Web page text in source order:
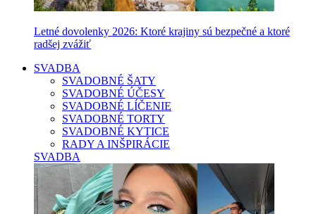
Letné dovolenky 2026: Ktoré krajiny sú bezpečné a ktoré
radšej zvážiť
SVADBA
SVADOBNÉ ŠATY
SVADOBNÉ ÚČESY
SVADOBNÉ LÍČENIE
SVADOBNÉ TORTY
SVADOBNÉ KYTICE
RADY A INŠPIRÁCIE
SVADBA